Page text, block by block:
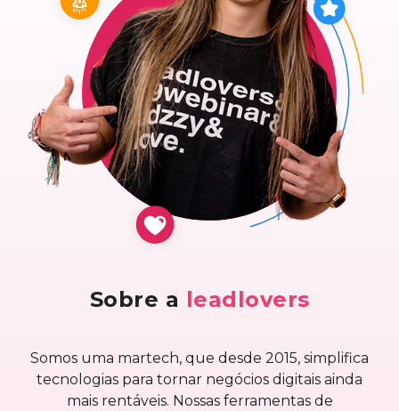
Sobre a leadlovers
Somos uma martech, que desde 2015, simplifica
tecnologias para tornar negócios digitais ainda
mais rentáveis. Nossas ferramentas de